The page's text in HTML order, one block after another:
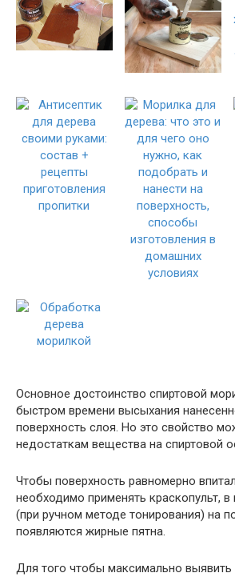
Основное достоинство спиртовой
быстром времени высыхания
поверхность слоя. Но это свойство
недостаткам вещества на спиртовой
Чтобы поверхность равномерно
необходимо применять краскопульт, в
(при ручном методе тонирования) на
появляются жирные пятна.
Для того чтобы максимально выявить